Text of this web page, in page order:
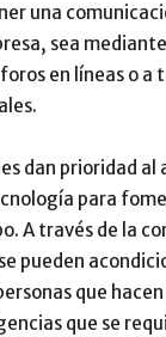
una
sea
en líneas o a
dan prioridad al
para
A través de la
pueden
que
que se